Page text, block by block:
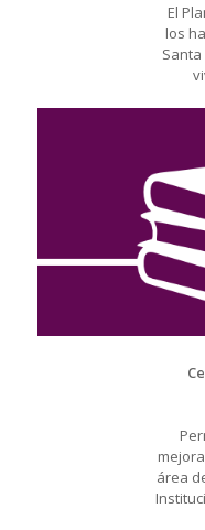
El
los
Santa
área